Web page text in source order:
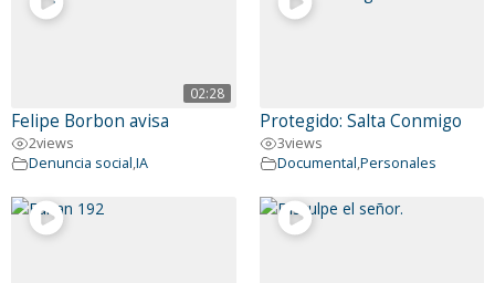
02:28
Felipe Borbon avisa
2views
Denuncia social,IA
Protegido: Salta Conmigo
3views
Documental,Personales